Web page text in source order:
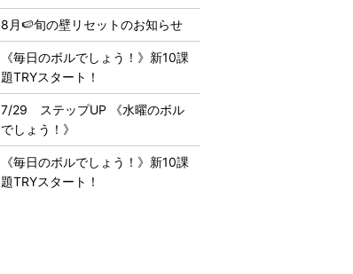
8月🍉旬の壁リセットのお知らせ
《毎日のボルでしょう！》新10課
題TRYスタート！
7/29 ステップUP 《水曜のボル
でしょう！》
《毎日のボルでしょう！》新10課
題TRYスタート！